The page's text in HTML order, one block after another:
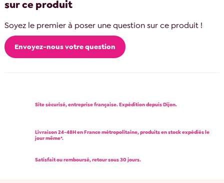
sur ce produit
Soyez le premier à poser une question sur ce produit !
Envoyez-nous votre question
Site sécurisé, entreprise française. Expédition depuis Dijon.
Livraison 24-48H en France métropolitaine, produits en stock expédiés le
jour même*.
Satisfait ou remboursé, retour sous 30 jours.